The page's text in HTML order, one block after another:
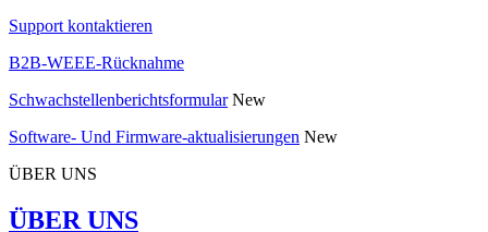
Support kontaktieren
B2B-WEEE-Rücknahme
Schwachstellenberichtsformular New
Software- Und Firmware-aktualisierungen New
ÜBER UNS
ÜBER UNS